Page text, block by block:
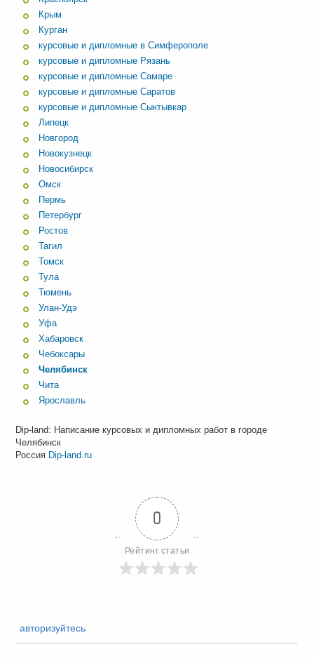
Крым
Курган
курсовые и дипломные в Симферополе
курсовые и дипломные Рязань
курсовые и дипломные Самаре
курсовые и дипломные Саратов
курсовые и дипломные Сыктывкар
Липецк
Новгород
Новокузнецк
Новосибирск
Омск
Пермь
Петербург
Ростов
Тагил
Томск
Тула
Тюмень
Улан-Удэ
Уфа
Хабаровск
Чебоксары
Челябинск
Чита
Ярославль
Dip-land: Написание курсовых и дипломных работ в городе
Челябинск
Россия Dip-land.ru
0
Рейтинг статьи
авторизуйтесь